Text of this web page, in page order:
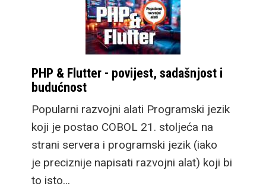
PHP & Flutter - povijest, sadašnjost i
budućnost
Popularni razvojni alati Programski jezik
koji je postao COBOL 21. stoljeća na
strani servera i programski jezik (iako
je preciznije napisati razvojni alat) koji bi
to isto…